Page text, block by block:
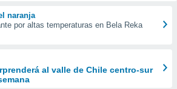
naranja
por altas temperaturas en Bela Reka
al valle de Chile centro-sur